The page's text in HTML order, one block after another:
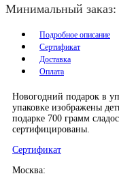
Минимальный заказ:
Подробное описание
Сертификат
Доставка
Оплата
Новогодний подарок в
упаковке изображены
подарке 700 грамм
сертифицированы.
Сертификат
Москва: